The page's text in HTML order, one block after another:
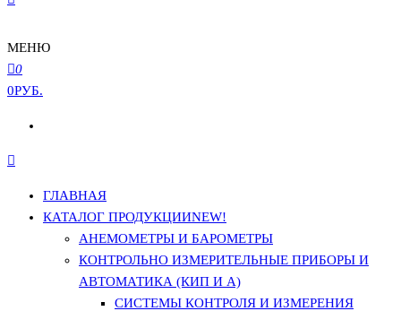
МЕНЮ
0
0РУБ.
ГЛАВНАЯ
КАТАЛОГ ПРОДУКЦИИNEW!
АНЕМОМЕТРЫ И БАРОМЕТРЫ
КОНТРОЛЬНО ИЗМЕРИТЕЛЬНЫЕ ПРИБОРЫ И
АВТОМАТИКА (КИП И А)
СИСТЕМЫ КОНТРОЛЯ И ИЗМЕРЕНИЯ